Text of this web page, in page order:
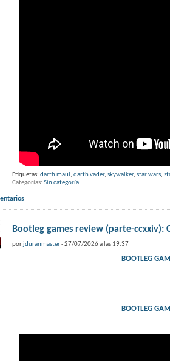
Etiquetas: darth maul , darth vader, skywalker, star wars,
Categorías Sin categoría
Bootleg games review (parte-
porjduranmaster- 27/07/2026 a las 19:37
BOOTLEG
BOOTLEG